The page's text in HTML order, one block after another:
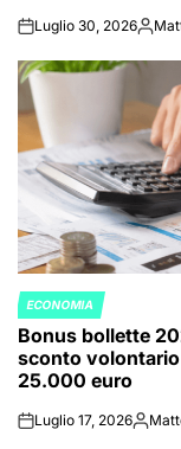
onLuglio 30, 2026Posted
POSTED
IN
ECONOMIA
Bonus bollette
sconto volontario
25.000 euro
onLuglio 17, 2026Posted